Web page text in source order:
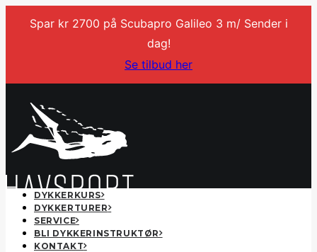
Spar kr 2700 på Scubapro Galileo 3 m/ Sender i
dag!
Se tilbud her
DYKKERKURS
DYKKERTURER
SERVICE
BLI DYKKERINSTRUKTØR
KONTAKT